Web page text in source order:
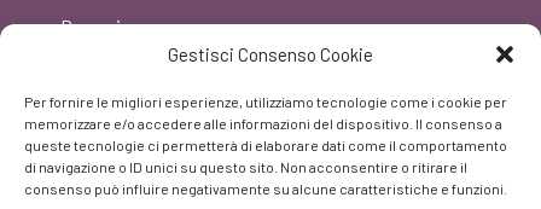
Gestisci Consenso Cookie
Per fornire le migliori esperienze, utilizziamo tecnologie come i cookie per
memorizzare e/o accedere alle informazioni del dispositivo. Il consenso a
queste tecnologie ci permetterà di elaborare dati come il comportamento
di navigazione o ID unici su questo sito. Non acconsentire o ritirare il
consenso può influire negativamente su alcune caratteristiche e funzioni.
Dove siamo
Privacy policy
FAQ
Facebook